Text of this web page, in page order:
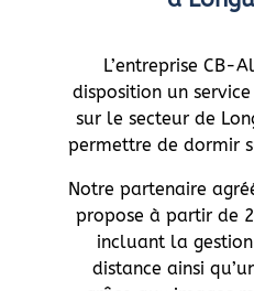
L’entreprise CB-
disposition un
sur le secteur de
permettre de dormir
Notre partenaire
propose à partir de
incluant la
distance ainsi